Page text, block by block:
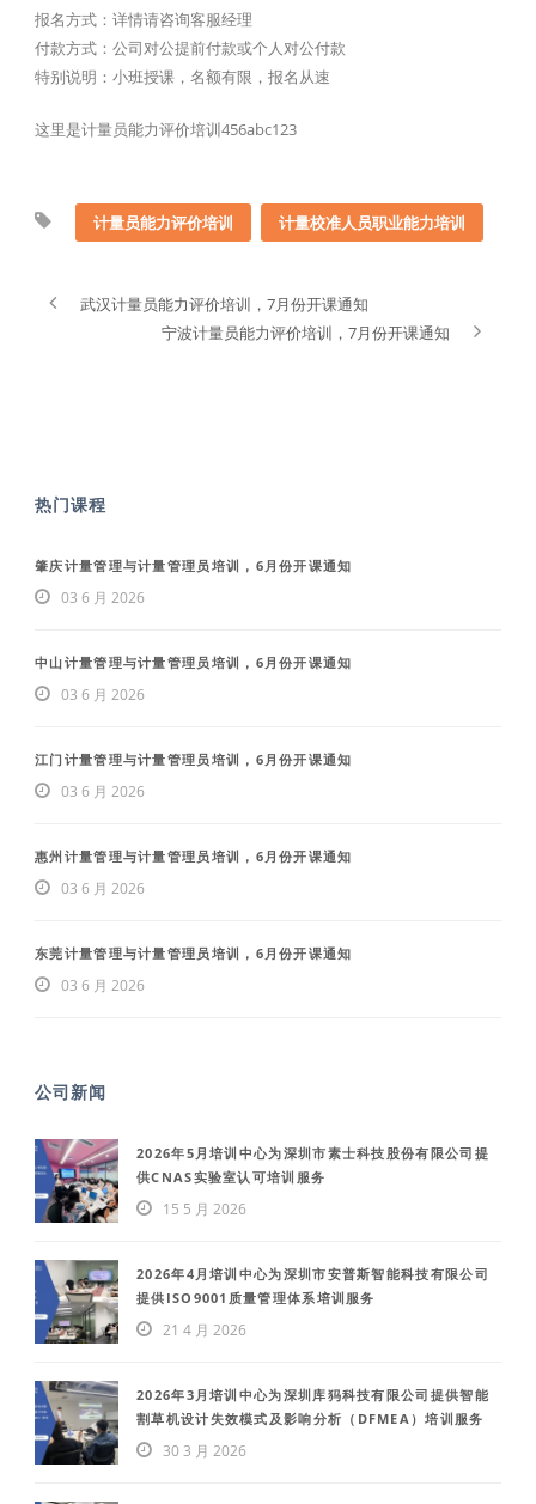
报名方式：详情请咨询客服经理
付款方式：公司对公提前付款或个人对公付款
特别说明：小班授课，名额有限，报名从速
这里是计量员能力评价培训456abc123
计量员能力评价培训 计量校准人员职业能力培训
武汉计量员能力评价培训，7月份开课通知
宁波计量员能力评价培训，7月份开课通知
热门课程
肇庆计量管理与计量管理员培训，6月份开课通知
03 6 月 2026
中山计量管理与计量管理员培训，6月份开课通知
03 6 月 2026
江门计量管理与计量管理员培训，6月份开课通知
03 6 月 2026
惠州计量管理与计量管理员培训，6月份开课通知
03 6 月 2026
东莞计量管理与计量管理员培训，6月份开课通知
03 6 月 2026
公司新闻
2026年5月培训中心为深圳市素士科技股份有限公司提
供CNAS实验室认可培训服务
15 5 月 2026
2026年4月培训中心为深圳市安普斯智能科技有限公司
提供ISO9001质量管理体系培训服务
21 4 月 2026
2026年3月培训中心为深圳库犸科技有限公司提供智能
割草机设计失效模式及影响分析（DFMEA）培训服务
30 3 月 2026